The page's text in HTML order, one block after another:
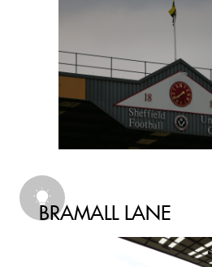
BRAMALL LANE